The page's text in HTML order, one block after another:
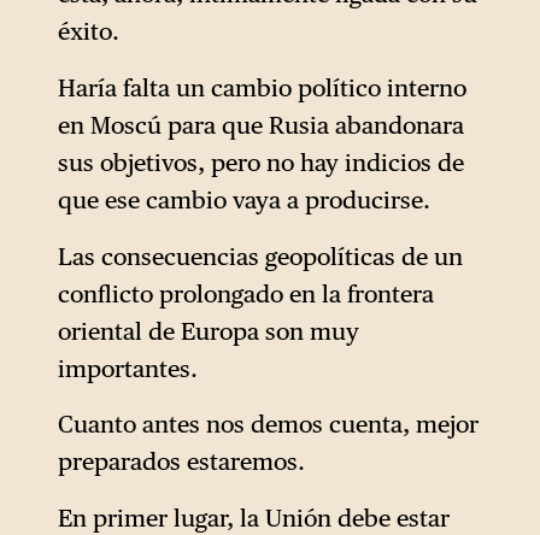
éxito.
Haría falta un cambio político interno
en Moscú para que Rusia abandonara
sus objetivos, pero no hay indicios de
que ese cambio vaya a producirse.
Las consecuencias geopolíticas de un
conflicto prolongado en la frontera
oriental de Europa son muy
importantes.
Cuanto antes nos demos cuenta, mejor
preparados estaremos.
En primer lugar, la Unión debe estar